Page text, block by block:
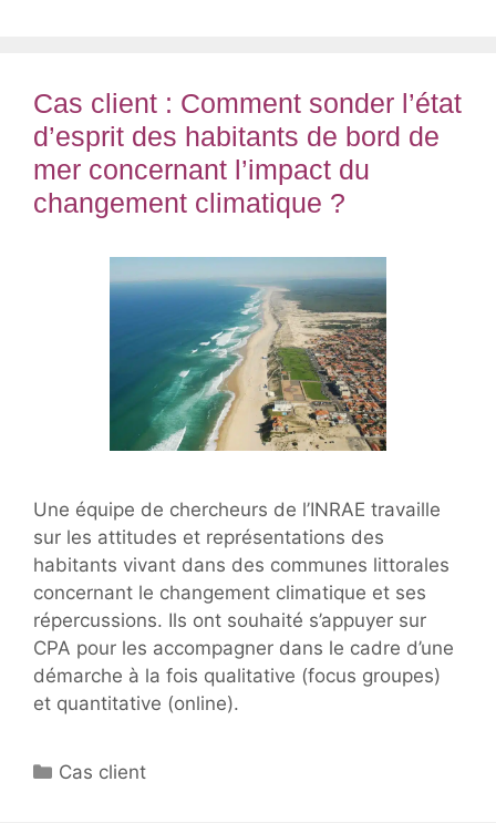
Cas client : Comment sonder l’état
d’esprit des habitants de bord de
mer concernant l’impact du
changement climatique ?
Une équipe de chercheurs de l’INRAE travaille
sur les attitudes et représentations des
habitants vivant dans des communes littorales
concernant le changement climatique et ses
répercussions. Ils ont souhaité s’appuyer sur
CPA pour les accompagner dans le cadre d’une
démarche à la fois qualitative (focus groupes)
et quantitative (online).
Catégories
Cas client